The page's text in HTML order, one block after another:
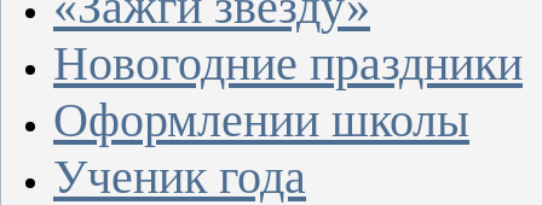
Новогодние праздники
Оформлении школы
Ученик года